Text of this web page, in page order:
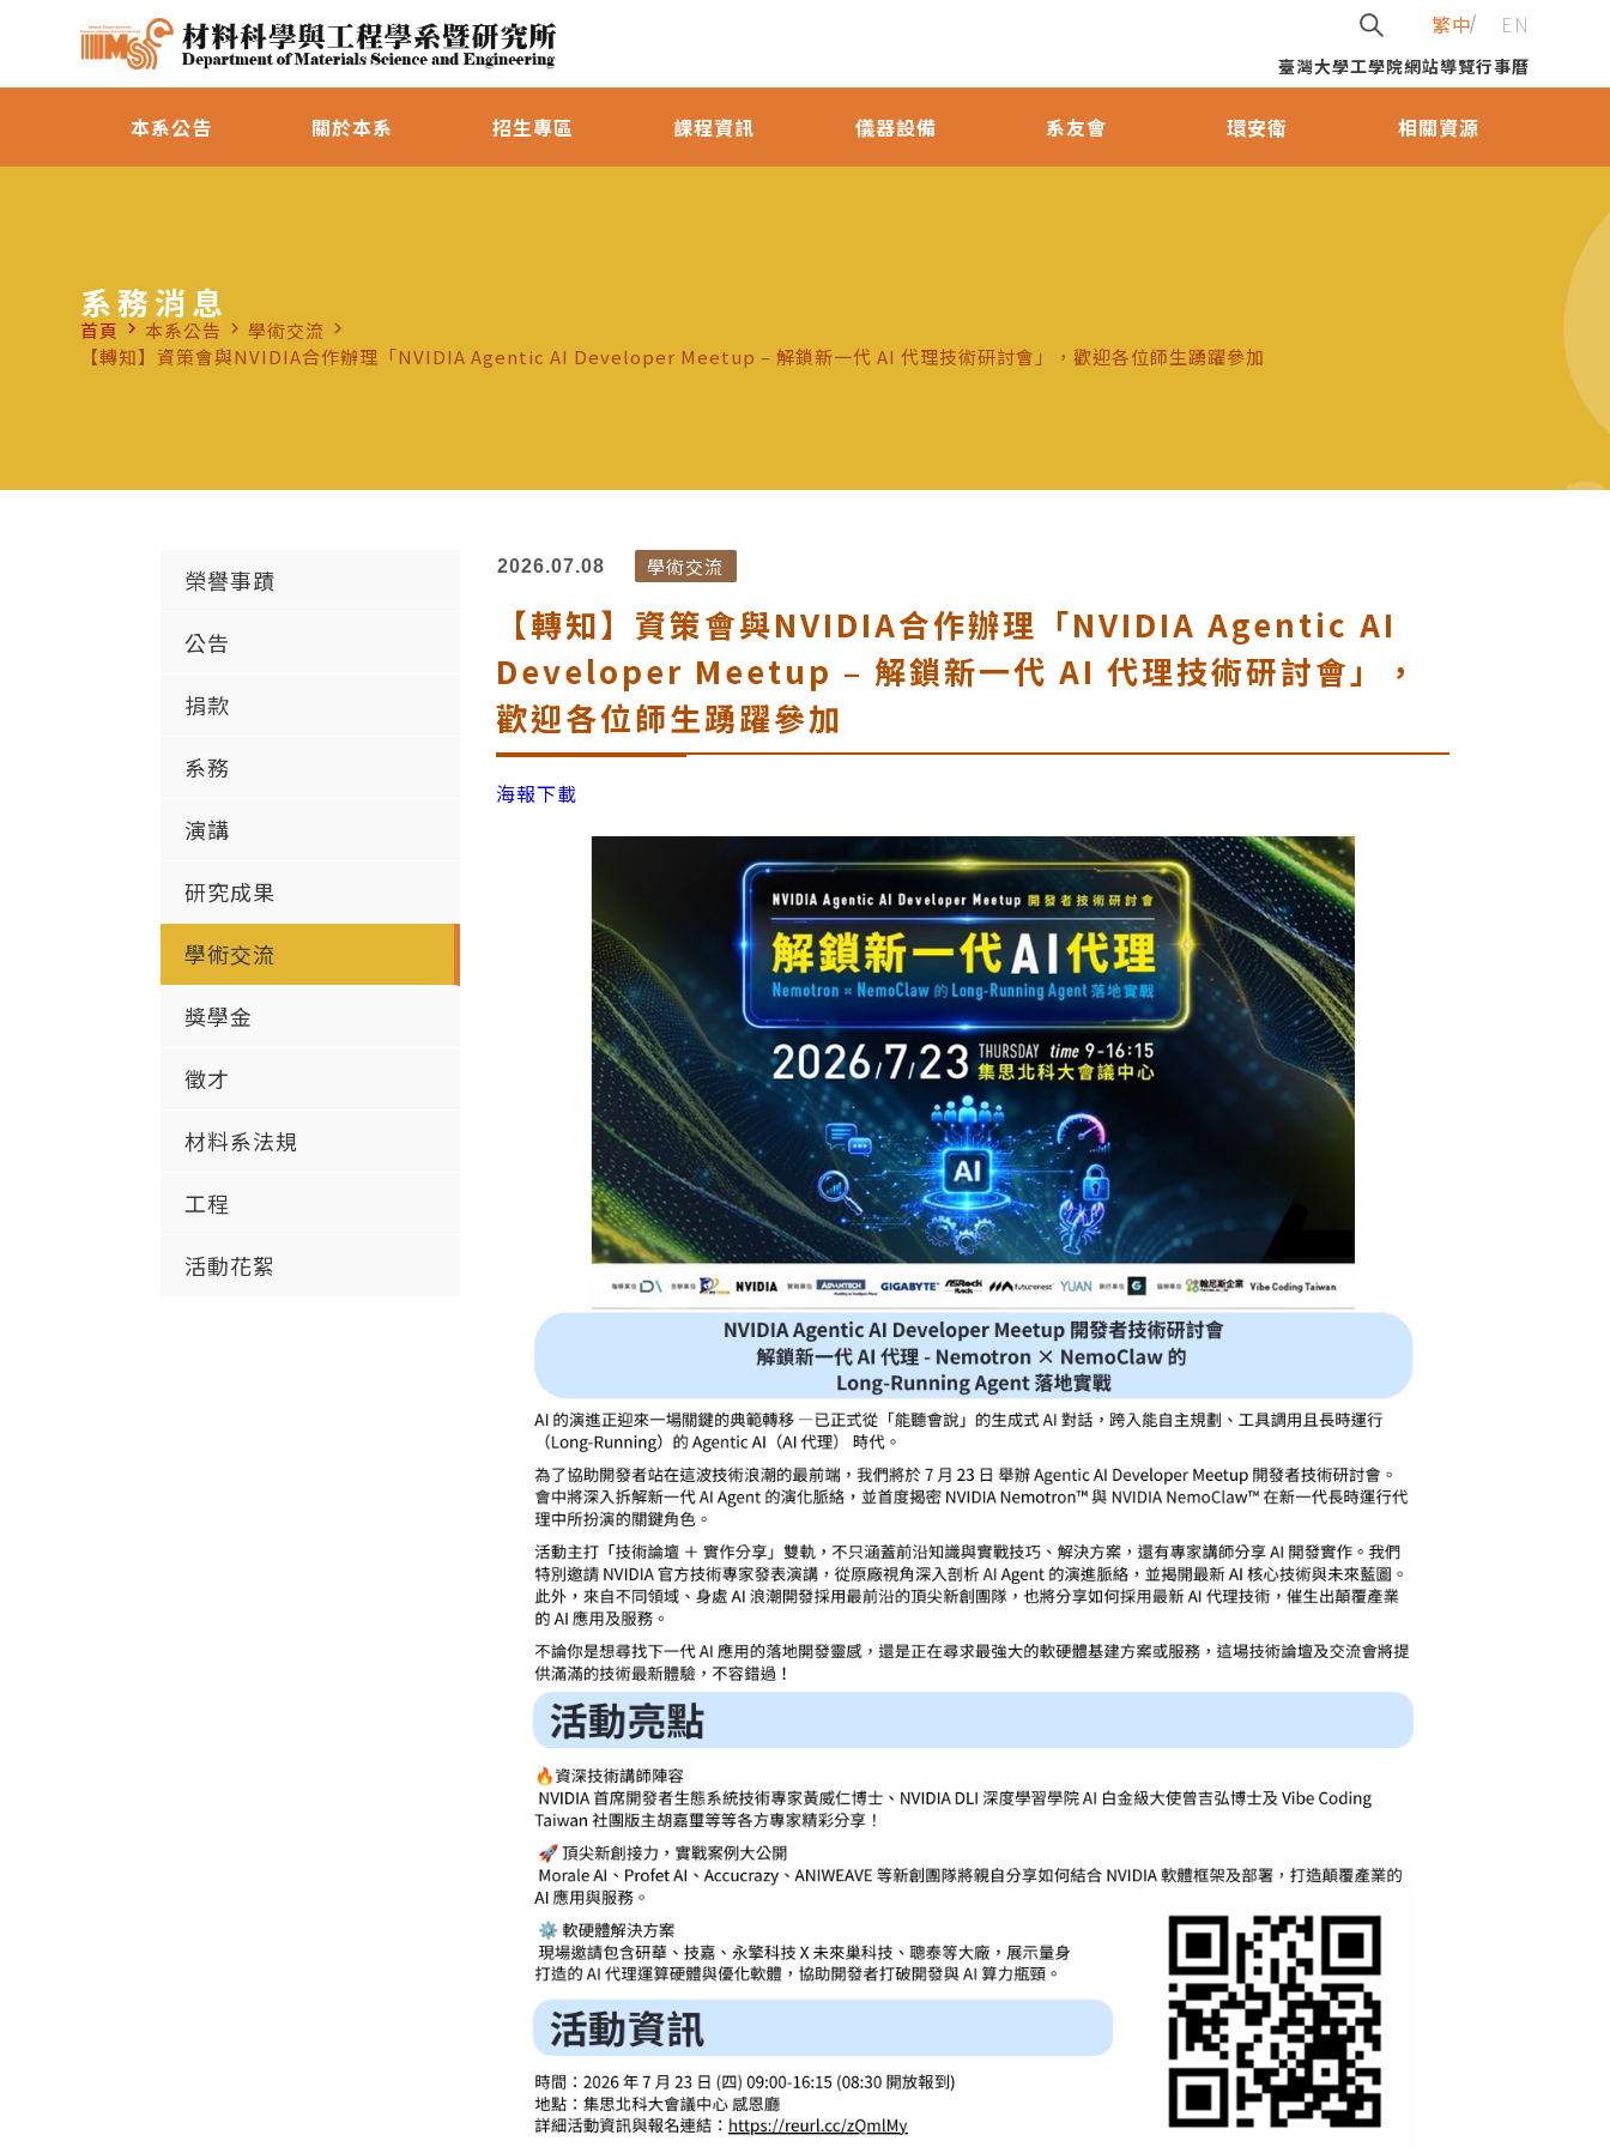
繁中 EN
臺灣大學工學院網站導覽行事曆
本系公告 關於本系 招生專區 課程資訊 儀器設備 系友會 環安衛 相關資源
系務消息
首頁 navigate_next 本系公告 navigate_next 學術交流 navigate_next
【轉知】資策會與NVIDIA合作辦理「NVIDIA Agentic AI Developer Meetup – 解鎖新一代 AI 代理技術研討會」，歡迎各位師生踴躍參加
榮譽事蹟
公告
捐款
系務
演講
研究成果
學術交流
獎學金
徵才
材料系法規
工程
活動花絮
2026.07.08 學術交流
【轉知】資策會與NVIDIA合作辦理「NVIDIA Agentic AI
Developer Meetup – 解鎖新一代 AI 代理技術研討會」，
歡迎各位師生踴躍參加
海報下載